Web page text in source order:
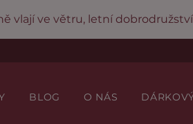
vlají ve větru, letní
BLOG O NÁS